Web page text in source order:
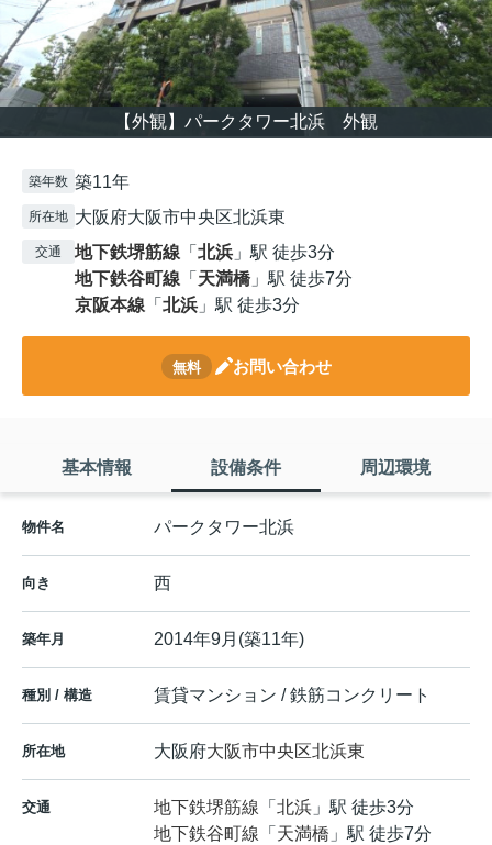
【外観】パークタワー北浜 外観
築年数 築11年
所在地 大阪府大阪市中央区北浜東
交通 地下鉄堺筋線 「 北浜 」駅 徒歩3分
地下鉄谷町線 「 天満橋」駅 徒歩7分
京阪本線 「 北浜 」駅 徒歩3分
無料 お問い合わせ
基本情報 設備条件 周辺環境
物件名 パークタワー北浜
向き 西
築年月 2014年9月(築11年)
種別 / 構造 賃貸マンション / 鉄筋コンクリート
所在地 大阪府大阪市中央区北浜東
交通 地下鉄堺筋線 「 北浜 」駅 徒歩3分
地下鉄谷町線 「 天満橋 」駅 徒歩7分